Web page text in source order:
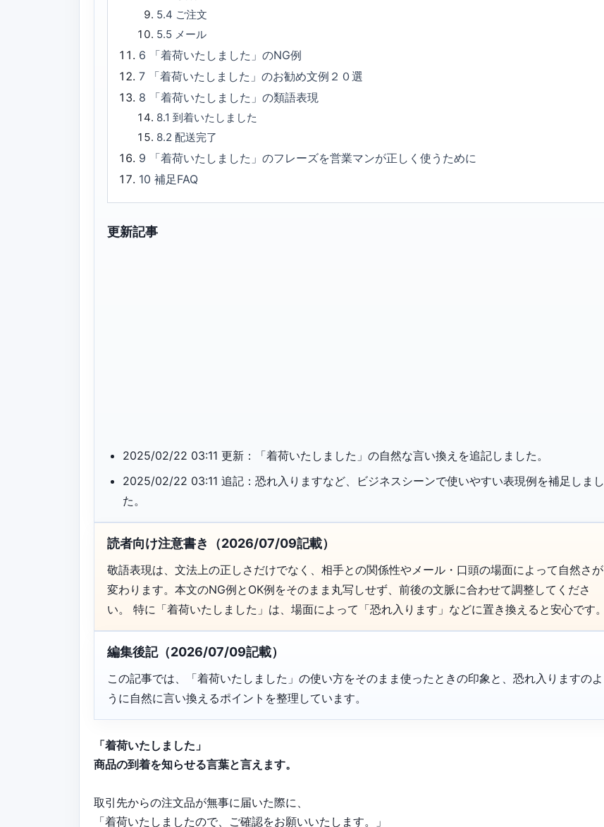
5.4 ご注文
5.5 メール
6
「着荷いたしました」のNG例
7
「着荷いたしました」のお勧め文例２０選
8
「着荷いたしました」の類語表現
8.1 到着いたしました
8.2 配送完了
9
「着荷いたしました」のフレーズを営業マンが正しく使うために
10補足FAQ
更新記事
2025/02/22 03:11 更新：「着荷いたしました」の自然な言い換えを追記しました。
2025/02/22 03:11 追記：恐れ入りますなど、ビジネスシーンで使いやすい表現例を補足しまし
た。
読者向け注意書き（2026/07/09記載）
敬語表現は、文法上の正しさだけでなく、相手との関係性やメール・口頭の場面によって自然さが
変わります。本文のNG例とOK例をそのまま丸写しせず、前後の文脈に合わせて調整してくださ
い。 特に「着荷いたしました」は、場面によって「恐れ入ります」などに置き換えると安心です。
編集後記（2026/07/09記載）
この記事では、「着荷いたしました」の使い方をそのまま使ったときの印象と、恐れ入りますのよ
うに自然に言い換えるポイントを整理しています。
「着荷いたしました」
商品の到着を知らせる言葉と言えます。
取引先からの注文品が無事に届いた際に、
「着荷いたしましたので、ご確認をお願いいたします。」